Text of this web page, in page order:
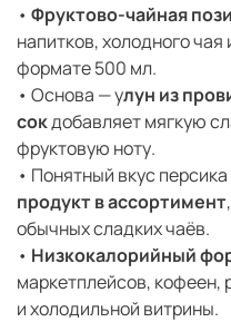
• Фруктово-чайная
напитков, холодного чая
формате 500 мл.
• Основа — улун из
сокдобавляет мягкую
фруктовую ноту.
• Понятный вкус персика
продукт в ассортимент
обычных сладких чаёв.
• Низкокалорийный
маркетплейсов, кофеен,
и холодильной витрины.